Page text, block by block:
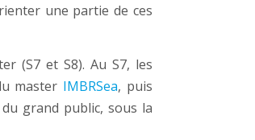
une partie de ces
(S7 et S8). Au S7, les
master IMBRSea, puis
grand public, sous la